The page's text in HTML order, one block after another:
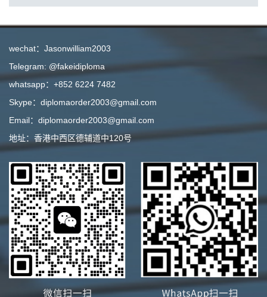
wechat：Jasonwilliam2003
Telegram: @fakeidiploma
whatsapp：+852 6224 7482
Skype：diplomaorder2003@gmail.com
Email：diplomaorder2003@gmail.com
地址：香港中西区德辅道中120号